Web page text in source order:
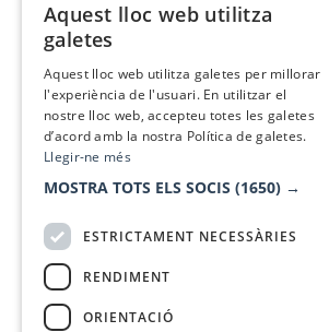
Aquest lloc web utilitza
galetes
Aquest lloc web utilitza galetes per millorar
l'experiència de l'usuari. En utilitzar el
nostre lloc web, accepteu totes les galetes
d’acord amb la nostra Política de galetes.
Llegir-ne més
MOSTRA TOTS ELS SOCIS (1650) →
ESTRICTAMENT NECESSÀRIES
RENDIMENT
ORIENTACIÓ